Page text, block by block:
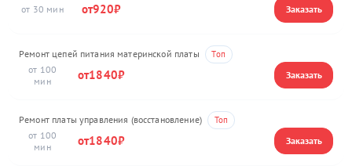
30
920
Ремонт цепей питания материнской платы
100
1840
Ремонт платы управления (восстановление)
100
1840